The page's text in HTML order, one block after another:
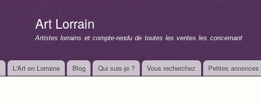
Art Lorrain
Artistes lorrains et compte-rendu de toutes les ventes les concernant
L'Art en Lorraine Blog Qui suis-je ? Vous recherchez Petites annonces